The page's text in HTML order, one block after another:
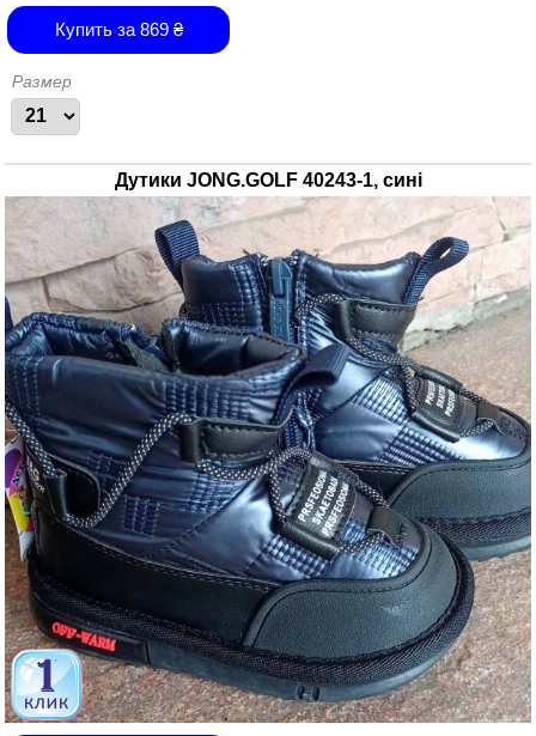
Купить за 869₴
Размер
Дутики JONG.GOLF 40243-1, сині